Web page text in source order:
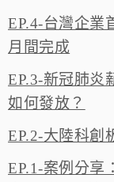
EP.4-台灣企業
月間完成
EP.3-新冠肺炎
如何發放？
EP.2-大陸科創
EP.1-案例分享